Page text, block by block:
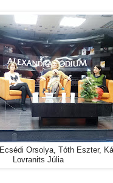
Ecsédi Orsolya, Tóth Eszter,
Lovranits Júlia